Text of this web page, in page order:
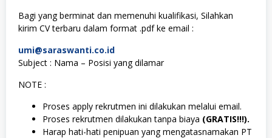
Bagi yang berminat dan memenuhi kualifikasi, Silahkan
kirim CV terbaru dalam format .pdf ke email :
umi@saraswanti.co.id
Subject : Nama – Posisi yang dilamar
NOTE :
Proses apply rekrutmen ini dilakukan melalui email.
Proses rekrutmen dilakukan tanpa biaya (GRATIS!!!).
Harap hati-hati penipuan yang mengatasnamakan PT